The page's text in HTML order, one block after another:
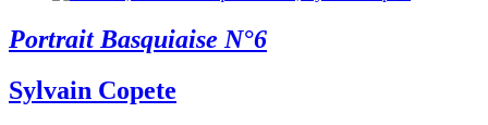
Portrait Basquiaise N°6
Sylvain Copete